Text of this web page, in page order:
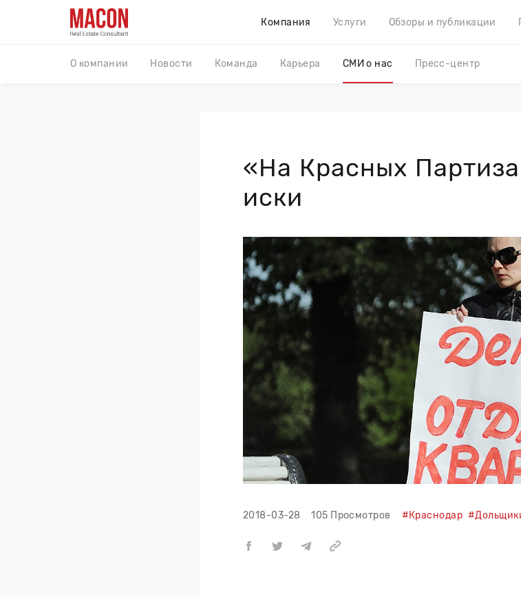
Компания Услуги Обзоры и публикации
О компании Новости Команда Карьера СМИ о нас Пресс-центр
«На Красных
иски
2018-03-28 105 Просмотров #Краснодар